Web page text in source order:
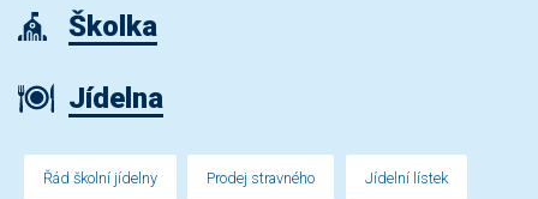
Školka
Jídelna
Řád školní jídelny Prodej stravného Jídelní lístek